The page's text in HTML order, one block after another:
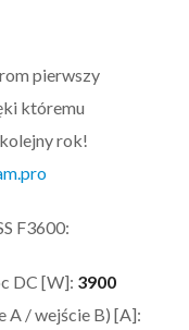
pierwszy
któremu
rok!
F3600:
DC [W]: 3900
A / wejście B) [A]: